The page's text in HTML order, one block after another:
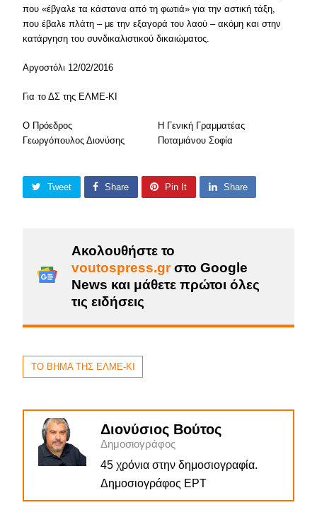
που «έβγαλε τα κάστανα από τη φωτιά» για την αστική τάξη,
που έβαλε πλάτη – με την εξαγορά του λαού – ακόμη και στην
κατάργηση του συνδικαλιστικού δικαιώματος.
Αργοστόλι 12/02/2016
Για το ΔΣ της ΕΛΜΕ-ΚΙ
Ο Πρόεδρος
Η Γενική Γραμματέας
Γεωργόπουλος Διονύσης
Ποταμιάνου Σοφία
Tweet Share Pin It Share
Ακολουθήστε το
voutospress.grστο Google
News και μάθετε πρώτοι όλες
τις ειδήσεις
ΤΟ ΒΗΜΑ ΤΗΣ ΕΛΜΕ-ΚΙ
Διονύσιος Βούτος
Δημοσιογράφος
45 χρόνια στην δημοσιογραφία.
Δημοσιογράφος ΕΡΤ